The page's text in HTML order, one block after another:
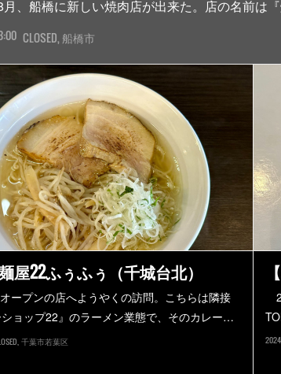
、船橋に新しい焼肉店が出来た。店の名前は
CLOSED 船橋市
屋22ふぅふぅ（千城台北）
ープンの店へようやくの訪問。こちらは隣接
ョップ22』のラーメン業態で、そのカレー…
千葉市若葉区